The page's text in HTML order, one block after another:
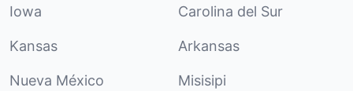
Iowa Carolina del Sur
Kansas Arkansas
Nueva México Misisipi